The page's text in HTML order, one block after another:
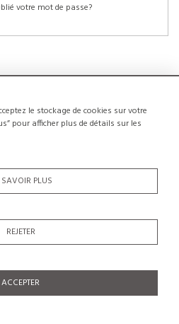
le stockage de cookies sur votre
pour afficher plus de détails sur les
PLUS
REJETER
ACCEPTER
votre mot de passe?
CLIENTS
avantages: sauvegarder la liste de vos
UN COMPTE